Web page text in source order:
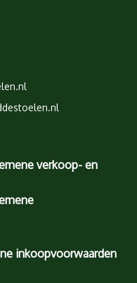
verkoop- en
inkoopvoorwaarden